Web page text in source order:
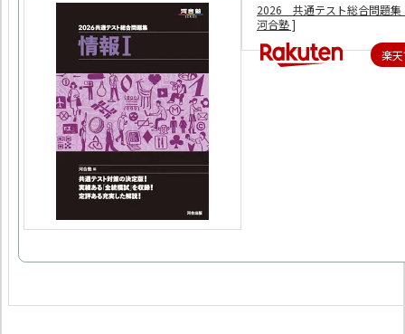
2026 共通テスト総合問題
河合塾 ]
楽